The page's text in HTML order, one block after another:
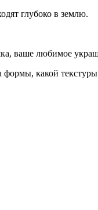
глубоко в землю.
ваше любимое
какой